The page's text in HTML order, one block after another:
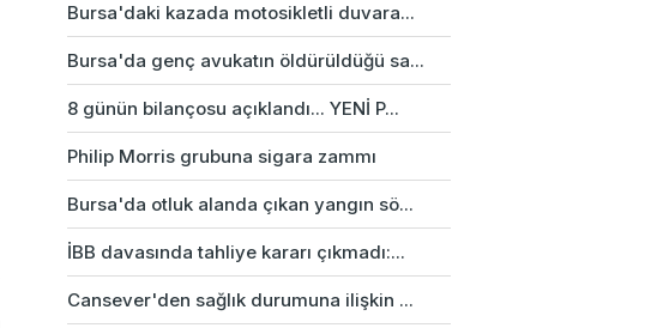
Bursa'daki kazada motosikletli duvara...
Bursa'da genç avukatın öldürüldüğü sa...
8 günün bilançosu açıklandı... YENİ P...
Philip Morris grubuna sigara zammı
Bursa'da otluk alanda çıkan yangın sö...
İBB davasında tahliye kararı çıkmadı:...
Cansever'den sağlık durumuna ilişkin ...